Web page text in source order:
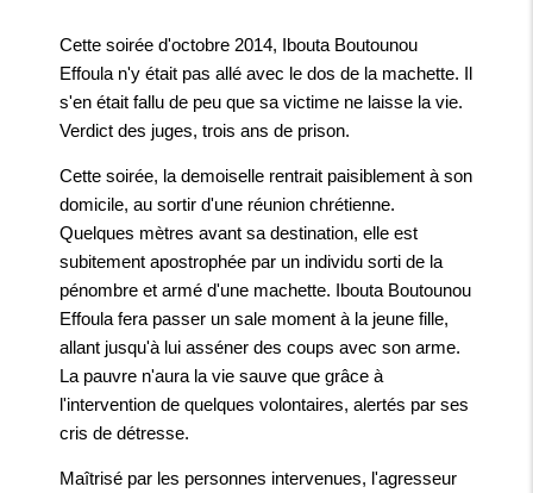
Cette soirée d'octobre 2014, Ibouta Boutounou
Effoula n'y était pas allé avec le dos de la machette. Il
s'en était fallu de peu que sa victime ne laisse la vie.
Verdict des juges, trois ans de prison.
Cette soirée, la demoiselle rentrait paisiblement à son
domicile, au sortir d'une réunion chrétienne.
Quelques mètres avant sa destination, elle est
subitement apostrophée par un individu sorti de la
pénombre et armé d'une machette. Ibouta Boutounou
Effoula fera passer un sale moment à la jeune fille,
allant jusqu'à lui asséner des coups avec son arme.
La pauvre n'aura la vie sauve que grâce à
l'intervention de quelques volontaires, alertés par ses
cris de détresse.
Maîtrisé par les personnes intervenues, l'agresseur